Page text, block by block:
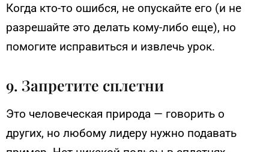
Когда кто-то ошибся, не опускайте его (и не
разрешайте это делать кому-либо еще), но
помогите исправиться и извлечь урок.
9. Запретите сплетни
Это человеческая природа — говорить о
других, но любому лидеру нужно подавать